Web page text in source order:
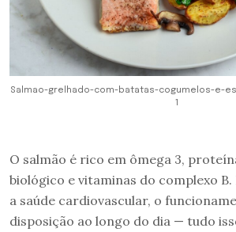
Salmao-grelhado-com-batatas-cogumelos-e-
1
O salmão é rico em ômega 3,
biológico e vitaminas do complexo
a saúde cardiovascular, o
disposição ao longo do dia — tudo